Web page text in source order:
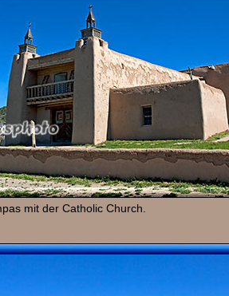
mit der Catholic Church.